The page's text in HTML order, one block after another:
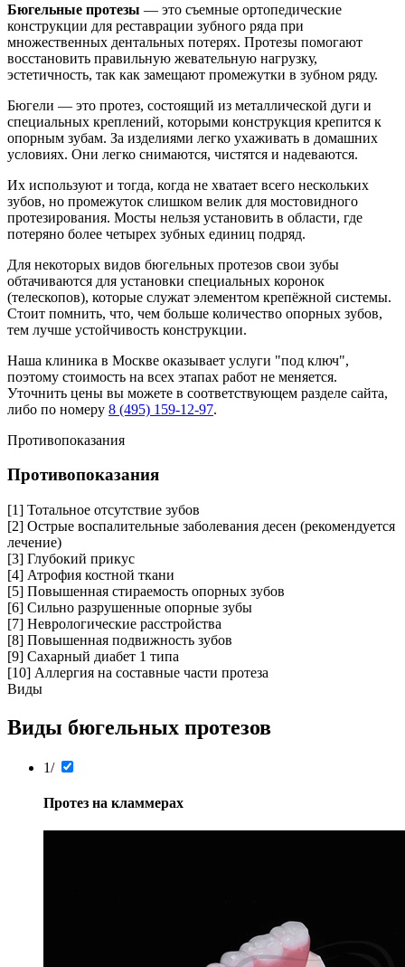
Бюгельные протезы — это съемные ортопедические
конструкции для реставрации зубного ряда при
множественных дентальных потерях. Протезы помогают
восстановить правильную жевательную нагрузку,
эстетичность, так как замещают промежутки в зубном ряду.
Бюгели — это протез, состоящий из металлической дуги и
специальных креплений, которыми конструкция крепится к
опорным зубам. За изделиями легко ухаживать в домашних
условиях. Они легко снимаются, чистятся и надеваются.
Их используют и тогда, когда не хватает всего нескольких
зубов, но промежуток слишком велик для мостовидного
протезирования. Мосты нельзя установить в области, где
потеряно более четырех зубных единиц подряд.
Для некоторых видов бюгельных протезов свои зубы
обтачиваются для установки специальных коронок
(телескопов), которые служат элементом крепёжной системы.
Стоит помнить, что, чем больше количество опорных зубов,
тем лучше устойчивость конструкции.
Наша клиника в Москве оказывает услуги "под ключ",
поэтому стоимость на всех этапах работ не меняется.
Уточнить цены вы можете в соответствующем разделе сайта,
либо по номеру 8 (495) 159-12-97.
Противопоказания
Противопоказания
[1] Тотальное отсутствие зубов
[2] Острые воспалительные заболевания десен (рекомендуется
лечение)
[3] Глубокий прикус
[4] Атрофия костной ткани
[5] Повышенная стираемость опорных зубов
[6] Сильно разрушенные опорные зубы
[7] Неврологические расстройства
[8] Повышенная подвижность зубов
[9] Сахарный диабет 1 типа
[10] Аллергия на составные части протеза
Виды
Виды бюгельных протезов
1/
Протез на кламмерах